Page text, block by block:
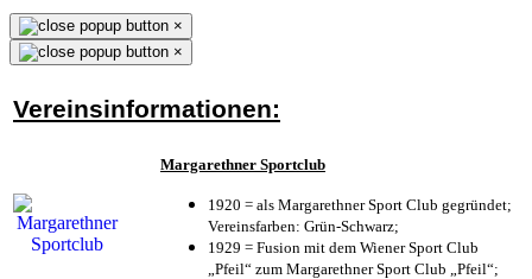
×
×
Vereinsinformationen:
Margarethner Sportclub
1920 = als Margarethner Sport Club gegründet;
Vereinsfarben: Grün-Schwarz;
1929 = Fusion mit dem Wiener Sport Club
„Pfeil“ zum Margarethner Sport Club „Pfeil“;